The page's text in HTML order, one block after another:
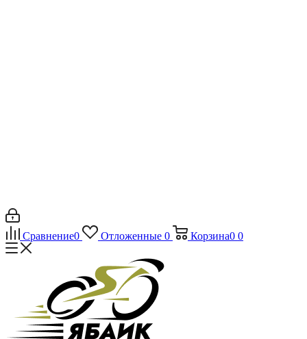
Сравнение0 Отложенные 0 Корзина0 0